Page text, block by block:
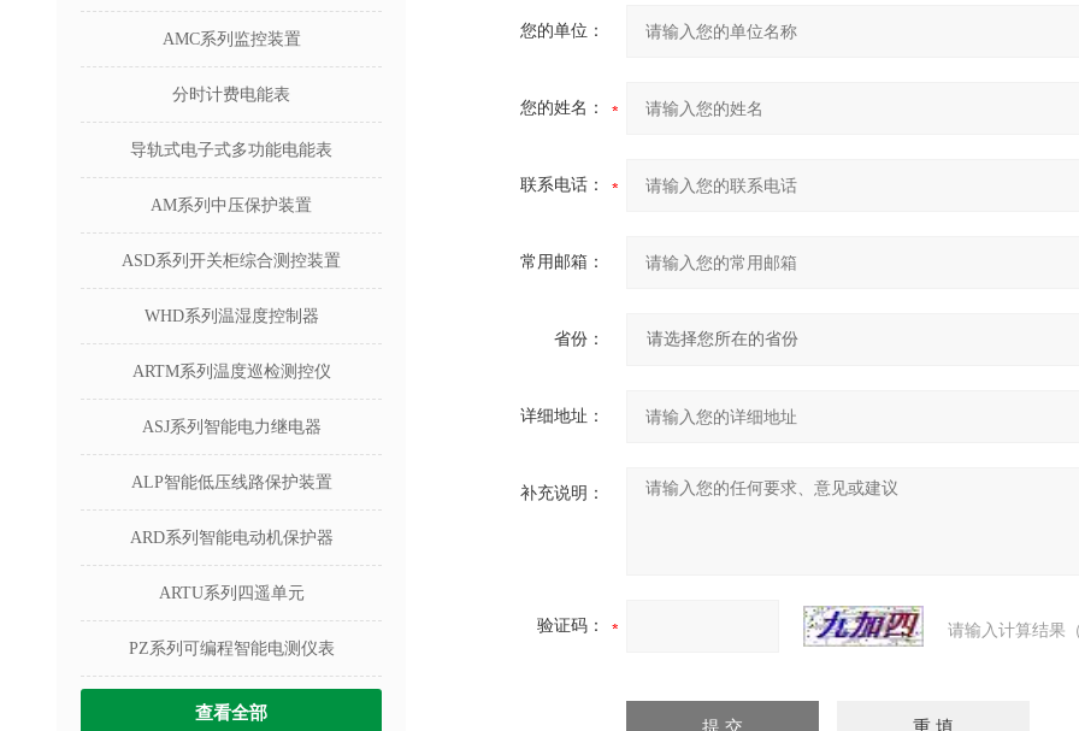
AMC系列监控装置
分时计费电能表
导轨式电子式多功能电能表
AM系列中压保护装置
ASD系列开关柜综合测控装置
WHD系列温湿度控制器
ARTM系列温度巡检测控仪
ASJ系列智能电力继电器
ALP智能低压线路保护装置
ARD系列智能电动机保护器
ARTU系列四遥单元
PZ系列可编程智能电测仪表
查看全部
您的单位：
您的姓名：
联系电话：
常用邮箱：
省份：
详细地址：
补充说明：
验证码： 请输入计算结果